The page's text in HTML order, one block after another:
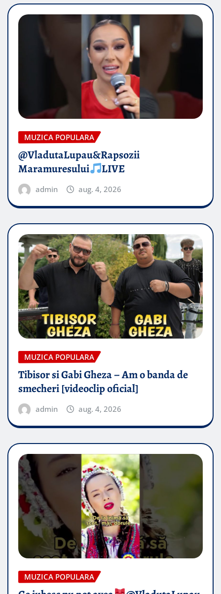
MUZICA POPULARA
@VladutaLupau&Rapsozii
Maramuresului
LIVE
admin aug. 4, 2026
MUZICA POPULARA
Tibisor si Gabi Gheza – Am o banda de
smecheri [videoclip oficial]
admin aug. 4, 2026
MUZICA POPULARA